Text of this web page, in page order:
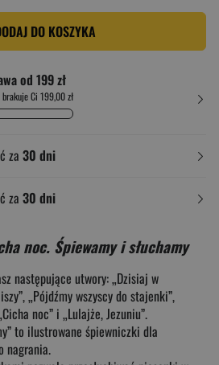
DO KOSZYKA
od 199 zł
Ci 199,00 zł
za 30 dni
za 30 dni
noc. Śpiewamy i słuchamy
następujące utwory: „Dzisiaj w
„Pójdźmy wszyscy do stajenki”,
noc” i „Lulajże, Jezuniu”.
to ilustrowane śpiewniczki dla
nagrania.